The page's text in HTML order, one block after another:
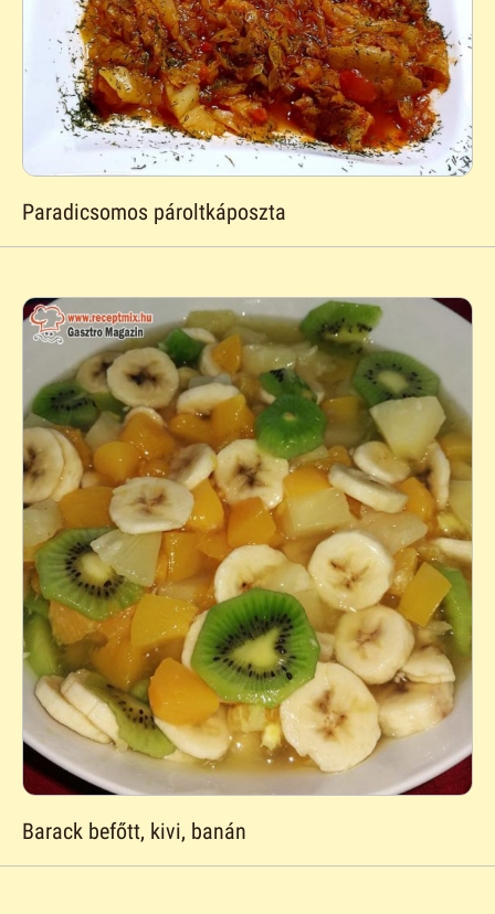
Paradicsomos pároltkáposzta
Barack befőtt, kivi, banán